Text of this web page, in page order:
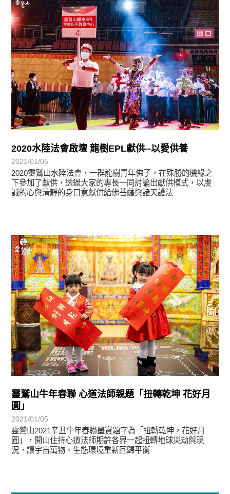
2020水陸法會啟壇 龍樹EPL獻供--以愛供養
2021/01/05
2020靈鷲山水陸法會，一群龍樹青年佛子，在殊勝的機緣之
下參加了獻供，透過大家的專長一同討論出獻供模式，以虔
誠的心與清靜的身口意獻供給佛菩薩與諸天護法
靈鷲山牛年春聯 心道法師親題「扭轉乾坤 花好月
圓」
2021/01/05
靈鷲山2021辛丑牛年春聯墨寶題字為「扭轉乾坤，花好月
圓」，開山住持心道法師期許各界一起扭轉地球災劫與現
況，讓宇宙萬物、生態環境重新回歸平衡
最新消息